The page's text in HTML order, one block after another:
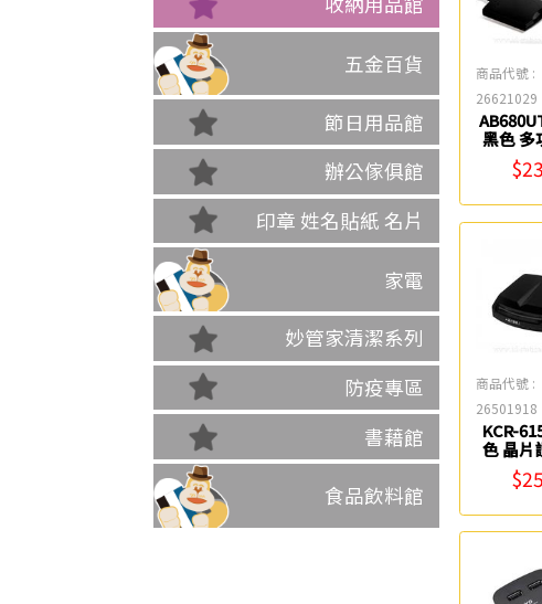
五金百貨
節日用品館
辦公傢俱館
印章 姓名貼紙 名片
家電
妙管家清潔系列
防疫專區
書藉館
食品飲料館
商品代號 :
26621029
黑色 多
晶片
商品代號 :
26501918
KCR-
色 晶片